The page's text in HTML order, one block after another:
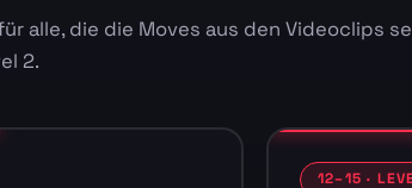
alle, die die Moves aus den Videoclips
2.
12–15 ·